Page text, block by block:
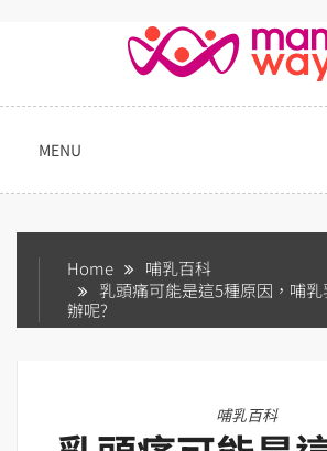
MENU
Home
哺乳百科
乳頭痛可能是這5種原因，哺
辦呢?
哺乳百科